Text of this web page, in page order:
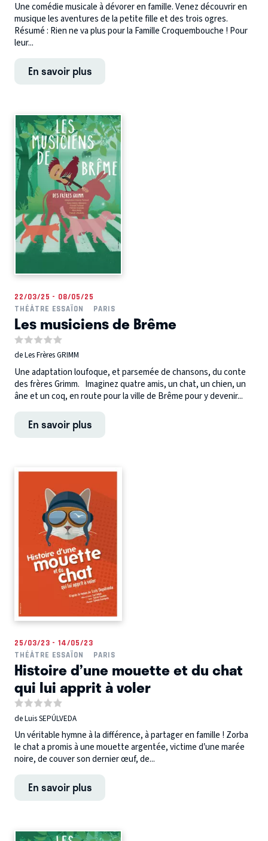
Une comédie musicale à dévorer en famille. Venez découvrir en
musique les aventures de la petite fille et des trois ogres.
Résumé : Rien ne va plus pour la Famille Croquembouche ! Pour
leur...
En savoir plus
22/03/25 - 08/05/25
THÉÂTRE ESSAÏON
PARIS
Les musiciens de Brême
de Les Frères GRIMM
Une adaptation loufoque, et parsemée de chansons, du conte
des frères Grimm. Imaginez quatre amis, un chat, un chien, un
âne et un coq, en route pour la ville de Brême pour y devenir...
En savoir plus
25/03/23 - 14/05/23
THÉÂTRE ESSAÏON
PARIS
Histoire d’une mouette et du chat
qui lui apprit à voler
de Luis SEPÚLVEDA
Un véritable hymne à la différence, à partager en famille ! Zorba
le chat a promis à une mouette argentée, victime d’une marée
noire, de couver son dernier œuf, de...
En savoir plus